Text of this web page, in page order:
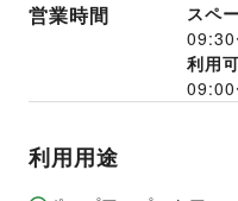
営業時間
スペ
09:30
利用
09:00
利用用途